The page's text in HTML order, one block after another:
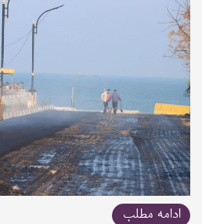
ادامه مطلب